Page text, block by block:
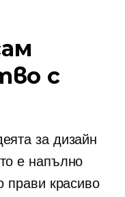
с
за дизайн
е напълно
прави красиво